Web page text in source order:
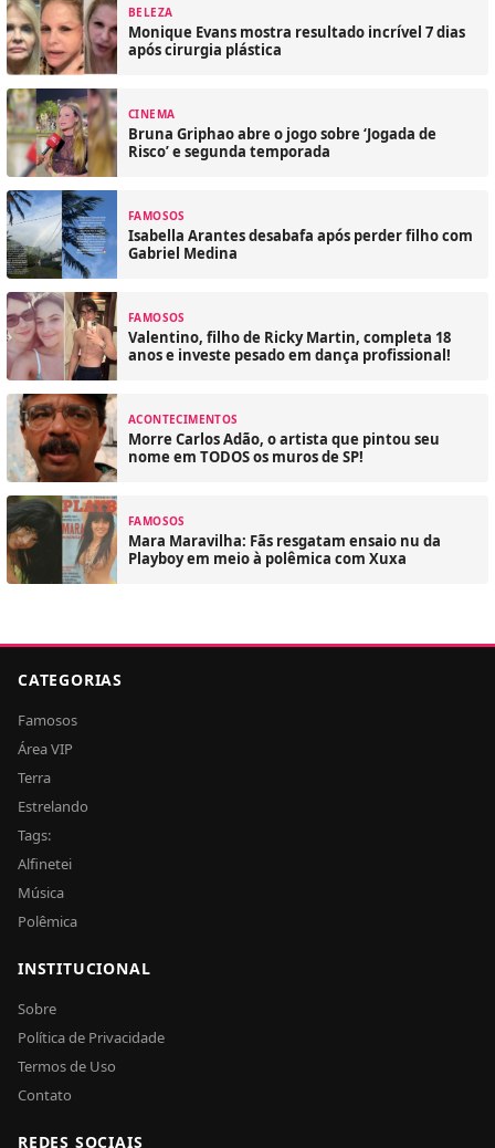
BELEZA
Monique Evans mostra resultado incrível 7 dias
após cirurgia plástica
CINEMA
Bruna Griphao abre o jogo sobre ‘Jogada de
Risco’ e segunda temporada
FAMOSOS
Isabella Arantes desabafa após perder filho com
Gabriel Medina
FAMOSOS
Valentino, filho de Ricky Martin, completa 18
anos e investe pesado em dança profissional!
ACONTECIMENTOS
Morre Carlos Adão, o artista que pintou seu
nome em TODOS os muros de SP!
FAMOSOS
Mara Maravilha: Fãs resgatam ensaio nu da
Playboy em meio à polêmica com Xuxa
CATEGORIAS
Famosos
Área VIP
Terra
Estrelando
Tags:
Alfinetei
Música
Polêmica
INSTITUCIONAL
Sobre
Política de Privacidade
Termos de Uso
Contato
REDES SOCIAIS